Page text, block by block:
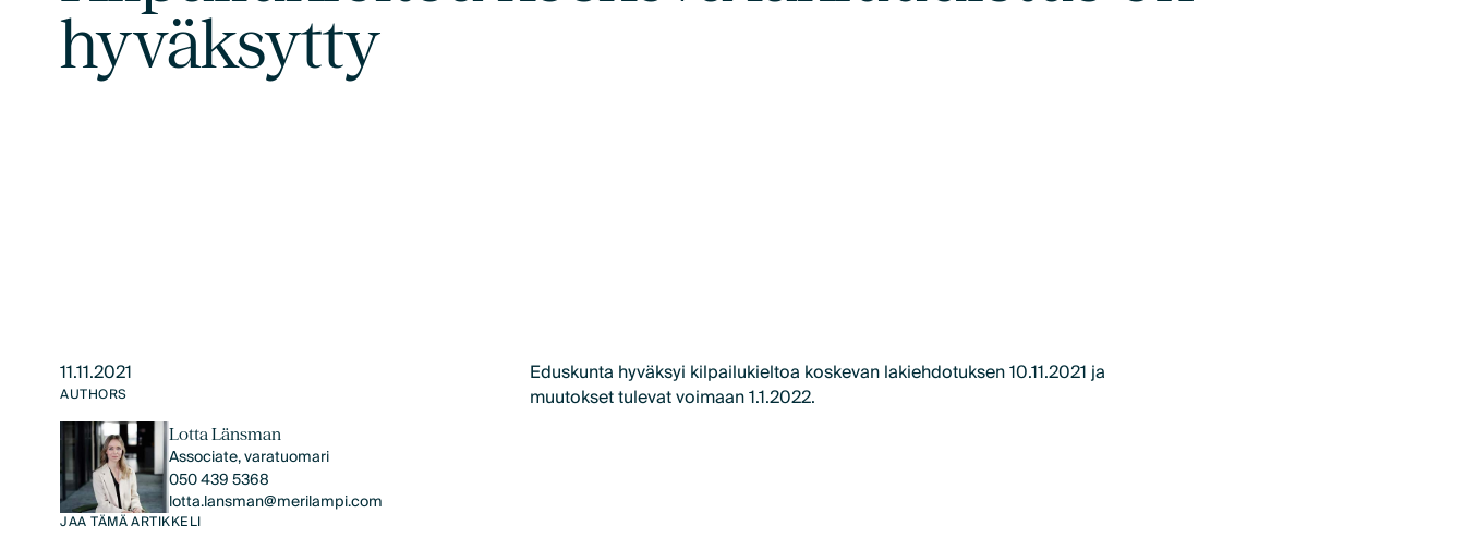
hyväksytty
11.11.2021
AUTHORS
Lotta Länsman
Associate, varatuomari
050 439 5368
lotta.lansman@merilampi.com
JAA TÄMÄ ARTIKKELI
Eduskunta hyväksyi kilpailukieltoa koskevan lakiehdotuksen 10.11.2021 ja
muutokset tulevat voimaan 1.1.2022.